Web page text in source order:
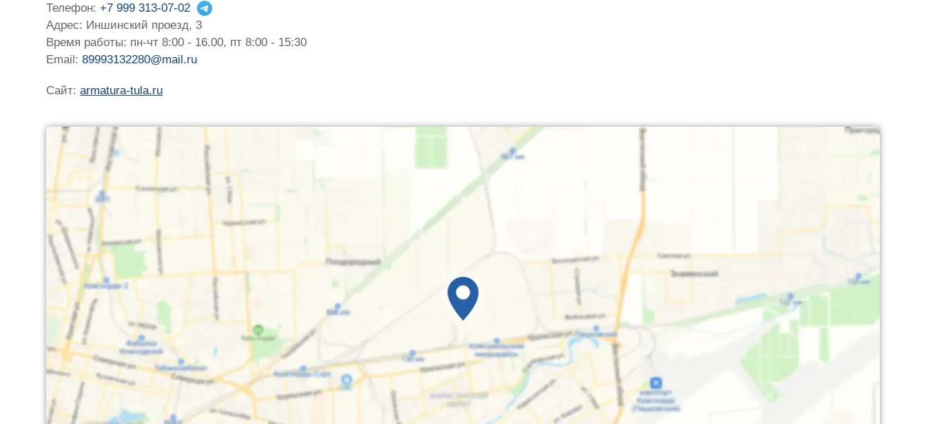
Телефон:+7 999 313-07-02
Адрес: Иншинский проезд, 3
Время работы: пн-чт 8:00 - 16.00, пт 8:00 - 15:30
Email:89993132280@mail.ru
Сайт:armatura-tula.ru